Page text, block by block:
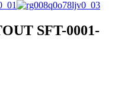
SFT-0001-